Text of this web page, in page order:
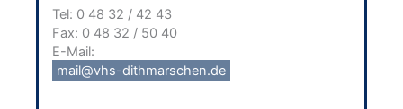
Tel: 0 48 32 / 42 43
Fax: 0 48 32 / 50 40
E-Mail:
mail@vhs-dithmarschen.de